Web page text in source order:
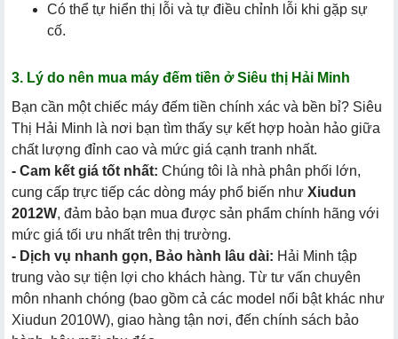
Có thể tự hiển thị lỗi và tự điều chỉnh lỗi khi gặp sự
cố.
3. Lý do nên mua máy đếm tiền ở Siêu thị Hải Minh
Bạn cần một chiếc máy đếm tiền chính xác và bền bỉ? Siêu
Thị Hải Minh là nơi bạn tìm thấy sự kết hợp hoàn hảo giữa
chất lượng đỉnh cao và mức giá cạnh tranh nhất.
- Cam kết giá tốt nhất: Chúng tôi là nhà phân phối lớn,
cung cấp trực tiếp các dòng máy phổ biến như Xiudun
2012W, đảm bảo bạn mua được sản phẩm chính hãng với
mức giá tối ưu nhất trên thị trường.
- Dịch vụ nhanh gọn, Bảo hành lâu dài: Hải Minh tập
trung vào sự tiện lợi cho khách hàng. Từ tư vấn chuyên
môn nhanh chóng (bao gồm cả các model nổi bật khác như
Xiudun 2010W), giao hàng tận nơi, đến chính sách bảo